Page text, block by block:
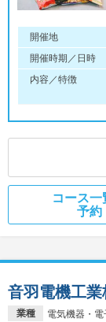
開催地
開催時期／日時
内容／特徴
コース一
予約
業種 電気機器・
音羽電機工